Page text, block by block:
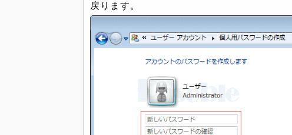
戻ります。